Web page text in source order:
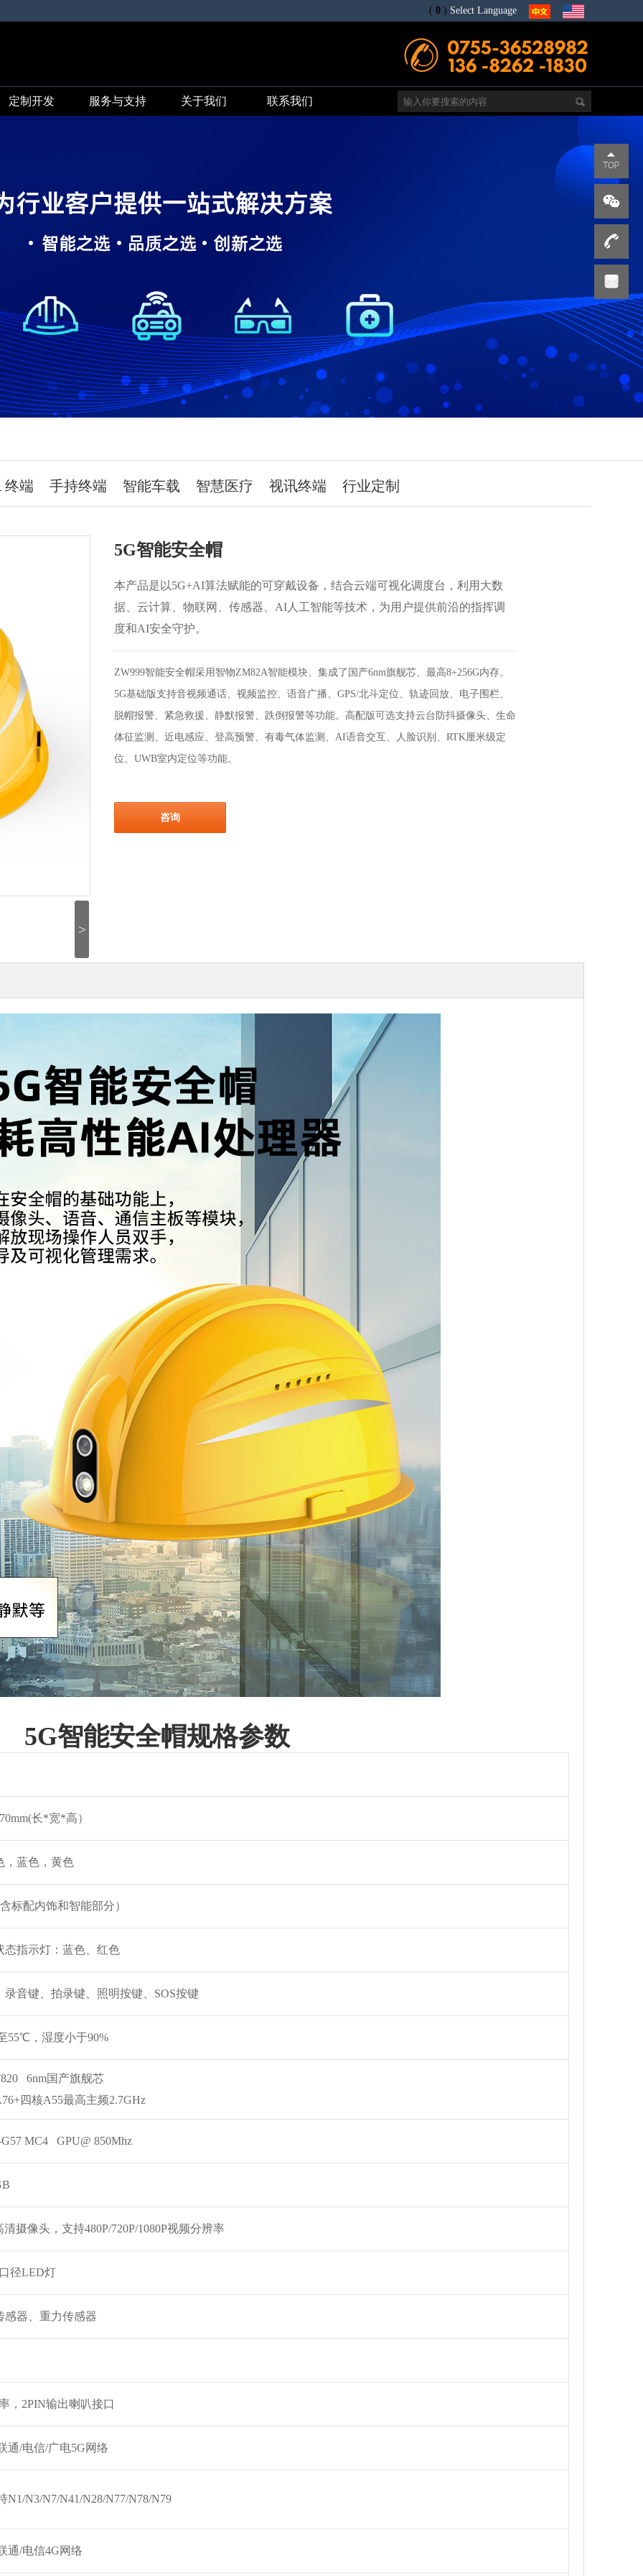
( 0 ) Select Language
定制开发 服务与支持 关于我们 联系我们
终端 手持终端 智能车载 智慧医疗 视讯终端 行业定制
>
5G智能安全帽
本产品是以5G+AI算法赋能的可穿戴设备，结合云端可视化调度台，利用大数
据、云计算、物联网、传感器、AI人工智能等技术，为用户提供前沿的指挥调
度和AI安全守护。
ZW999智能安全帽采用智物ZM82A智能模块、集成了国产6nm旗舰芯、最高8+256G内存。
5G基础版支持音视频通话、视频监控、语音广播、GPS/北斗定位、轨迹回放、电子围栏、
脱帽报警、紧急救援、静默报警、跌倒报警等功能。高配版可选支持云台防抖摄像头、生命
体征监测、近电感应、登高预警、有毒气体监测、AI语音交互、人脸识别、RTK厘米级定
位、UWB室内定位等功能。
咨询
5G智能安全帽规格参数
长*宽*高）
，蓝色，黄色
标配内饰和智能部分）
态指示灯：蓝色、红色
录音键、拍录键、照明按键、SOS按键
55℃，湿度小于90%
6nm国产旗舰芯
四核A55最高主频2.7GHz
MC4 GPU@ 850Mhz
清摄像头，支持480P/720P/1080P视频分辨率
径LED灯
感器、重力传感器
，2PIN输出喇叭接口
通/电信/广电5G网络
N1/N3/N7/N41/N28/N77/N78/N79
通/电信4G网络